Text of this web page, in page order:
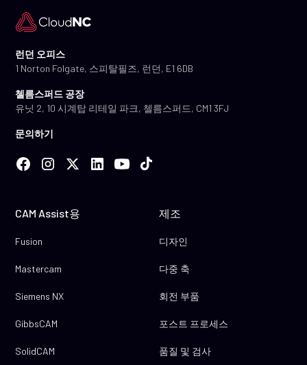
런던 오피스
1 Norton Folgate, 스피탈필즈, 런던, E1 6DB
첼름스퍼드 공장
유닛 2, 10 시계탑 리테일 파크, 첼름스퍼드, CM1 3FJ
문의하기
CAM Assist용
Fusion
Mastercam
Siemens NX
GibbsCAM
SolidCAM
제조
디자인
다중 축
회전 부품
포스트 프로세스
품질 및 검사